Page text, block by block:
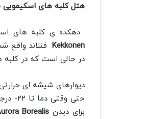
هتل کلبه­ های اسکیمویی
دهکده ی کلبه­ های
Kekkonen فنلاند واقع
در حالی است که در کلبه
دیوارهای شیشه­ ای
حتی وقتی دما تا ۲۲- درجه فارنهایت (
برای دیدن Borealis